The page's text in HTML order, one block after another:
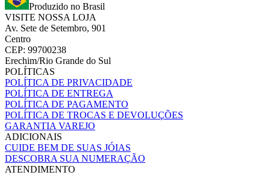
Produzido no Brasil
VISITE NOSSA LOJA
Av. Sete de Setembro, 901
Centro
CEP: 99700238
Erechim/Rio Grande do Sul
POLÍTICAS
POLÍTICA DE PRIVACIDADE
POLÍTICA DE ENTREGA
POLÍTICA DE PAGAMENTO
POLÍTICA DE TROCAS E DEVOLUÇÕES
GARANTIA VAREJO
ADICIONAIS
CUIDE BEM DE SUAS JÓIAS
DESCOBRA SUA NUMERAÇÃO
ATENDIMENTO